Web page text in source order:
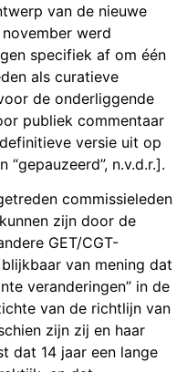
van de nieuwe
werd
specifiek af om één
als curatieve
de onderliggende
publiek commentaar
versie uit op
n.v.d.r.].
commissieleden
zijn door de
GET/CGT-
van mening dat
veranderingen” in de
van de richtlijn van
zijn zij en haar
dat 14 jaar een lange